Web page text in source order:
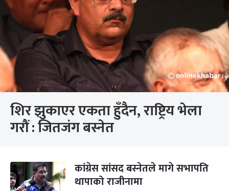
शिर झुकाएर एकता हुँदैन, राष्ट्रिय भेला
गरौं : जितजंग बस्नेत
कांग्रेस सांसद बस्नेतले मागे सभापति
थापाको राजीनामा